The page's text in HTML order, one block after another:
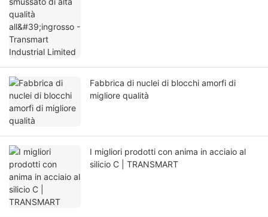
Fabbrica di nuclei di blocchi amorfi di
migliore qualità
I migliori prodotti con anima in acciaio al
silicio C | TRANSMART